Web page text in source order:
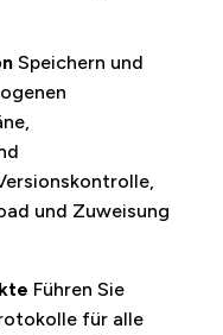
Speichern und
und Zuweisung
Führen Sie
für alle